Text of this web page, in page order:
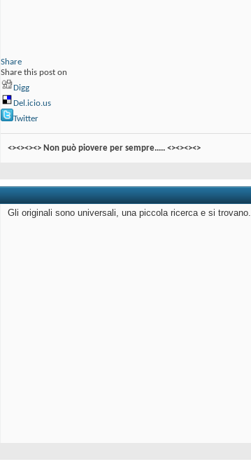
Share
Share this post on
Digg
Del.icio.us
Twitter
<><><><> Non può piovere per sempre..... <><><><>
Gli originali sono universali, una piccola ricerca e si trovano.